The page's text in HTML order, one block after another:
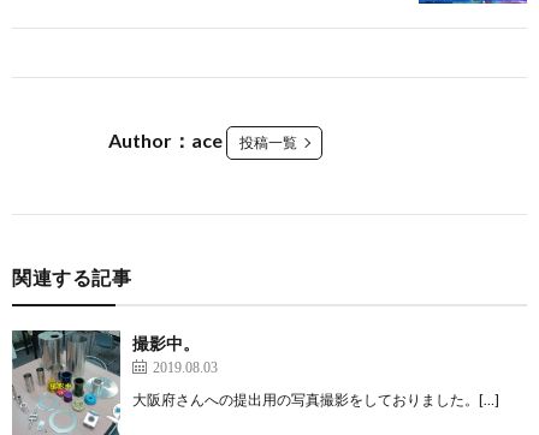
Author：ace 投稿一覧
関連する記事
撮影中。
2019.08.03
大阪府さんへの提出用の写真撮影をしておりました。[…]